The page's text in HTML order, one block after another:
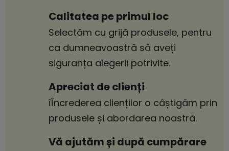
Calitatea pe primul loc
Selectăm cu grijă produsele, pentru
ca dumneavoastră să aveți
siguranța alegerii potrivite.
Apreciat de clienți
îÎncrederea clienților o câștigăm prin
produsele și abordarea noastră.
Vă ajutăm și după cumpărare